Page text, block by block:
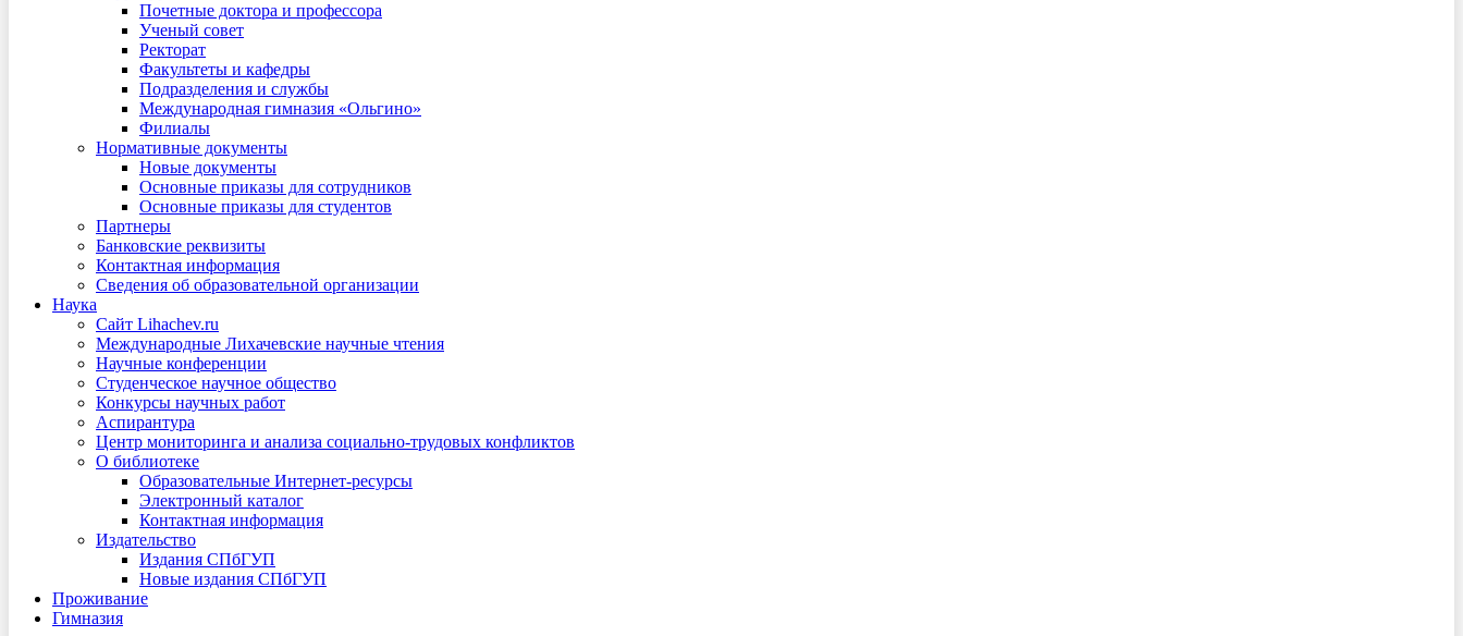
Почетные доктора и профессора
Ученый совет
Ректорат
Факультеты и кафедры
Подразделения и службы
Международная гимназия «Ольгино»
Филиалы
Нормативные документы
Новые документы
Основные приказы для сотрудников
Основные приказы для студентов
Партнеры
Банковские реквизиты
Контактная информация
Сведения об образовательной организации
Наука
Сайт Lihachev.ru
Международные Лихачевские научные чтения
Научные конференции
Студенческое научное общество
Конкурсы научных работ
Аспирантура
Центр мониторинга и анализа социально-трудовых конфликтов
О библиотеке
Образовательные Интернет-ресурсы
Электронный каталог
Контактная информация
Издательство
Издания СПбГУП
Новые издания СПбГУП
Проживание
Гимназия